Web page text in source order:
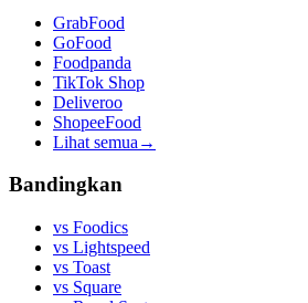
GrabFood
GoFood
Foodpanda
TikTok Shop
Deliveroo
ShopeeFood
Lihat semua →
Bandingkan
vs Foodics
vs Lightspeed
vs Toast
vs Square